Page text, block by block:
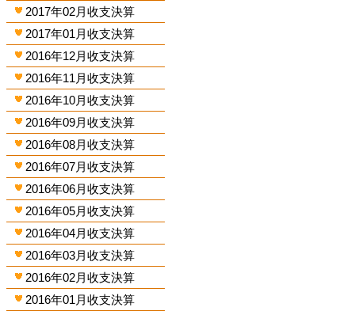
2017年02月收支決算
2017年01月收支決算
2016年12月收支決算
2016年11月收支決算
2016年10月收支決算
2016年09月收支決算
2016年08月收支決算
2016年07月收支決算
2016年06月收支決算
2016年05月收支決算
2016年04月收支決算
2016年03月收支決算
2016年02月收支決算
2016年01月收支決算